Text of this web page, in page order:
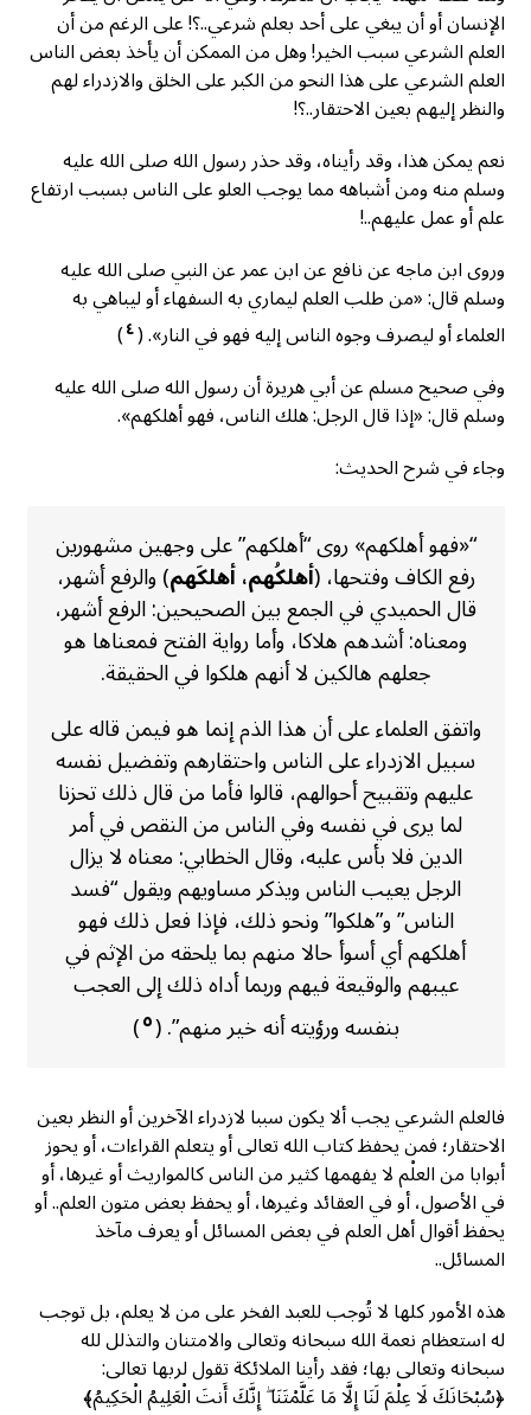
الإنسان أو أن يبغي على أحد بعلم شرعي..؟! على الرغم من أن
العلم الشرعي سبب الخير! وهل من الممكن أن يأخذ بعض الناس
العلم الشرعي على هذا النحو من الكبر على الخلق والازدراء لهم
والنظر إليهم بعين الاحتقار..؟!
نعم يمكن هذا، وقد رأيناه، وقد حذر رسول الله صلى الله عليه
وسلم منه ومن أشباهه مما يوجب العلو على الناس بسبب ارتفاع
علم أو عمل عليهم..!
وروى ابن ماجه عن نافع عن ابن عمر عن النبي صلى الله عليه
وسلم قال: «من طلب العلم ليماري به السفهاء أو ليباهي به
العلماء أو ليصرف وجوه الناس إليه فهو في النار». (٤)
وفي صحيح مسلم عن أبي هريرة أن رسول الله صلى الله عليه
وسلم قال: «إذا قال الرجل: هلك الناس، فهو أهلكهم».
وجاء في شرح الحديث:
“«فهو أهلكهم» روى “أهلكهم” على وجهين مشهورين
رفع الكاف وفتحها، (أهلكُهم، أهلكَهم) والرفع أشهر،
قال الحميدي في الجمع بين الصحيحين: الرفع أشهر،
ومعناه: أشدهم هلاكا، وأما رواية الفتح فمعناها هو
جعلهم هالكين لا أنهم هلكوا في الحقيقة.
واتفق العلماء على أن هذا الذم إنما هو فيمن قاله على
سبيل الازدراء على الناس واحتقارهم وتفضيل نفسه
عليهم وتقبيح أحوالهم، قالوا فأما من قال ذلك تحزنا
لما يرى في نفسه وفي الناس من النقص في أمر
الدين فلا بأس عليه، وقال الخطابي: معناه لا يزال
الرجل يعيب الناس ويذكر مساويهم ويقول “فسد
الناس” و”هلكوا” ونحو ذلك، فإذا فعل ذلك فهو
أهلكهم أي أسوأ حالا منهم بما يلحقه من الإثم في
عيبهم والوقيعة فيهم وربما أداه ذلك إلى العجب
بنفسه ورؤيته أنه خير منهم”. (٥)
فالعلم الشرعي يجب ألا يكون سببا لازدراء الآخرين أو النظر بعين
الاحتقار؛ فمن يحفظ كتاب الله تعالى أو يتعلم القراءات، أو يحوز
أبوابا من العلْم لا يفهمها كثير من الناس كالمواريث أو غيرها، أو
في الأصول، أو في العقائد وغيرها، أو يحفظ بعض متون العلم.. أو
يحفظ أقوال أهل العلم في بعض المسائل أو يعرف مآخذ
المسائل..
هذه الأمور كلها لا تُوجب للعبد الفخر على من لا يعلم، بل توجب
له استعظام نعمة الله سبحانه وتعالى والامتنان والتذلل لله
سبحانه وتعالى بها؛ فقد رأينا الملائكة تقول لربها تعالى:
﴿سُبْحَانَكَ لَا عِلْمَ لَنَا إِلَّا مَا عَلَّمْتَنَا ۖ إِنَّكَ أَنتَ الْعَلِيمُ الْحَكِيمُ﴾